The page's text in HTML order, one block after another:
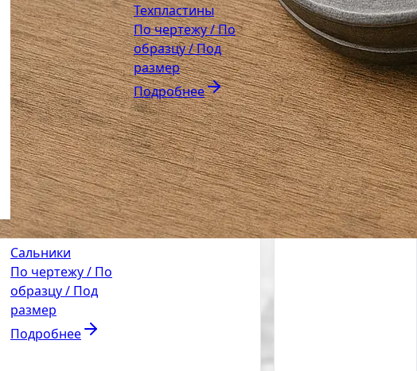
Сальники
По чертежу / По
образцу / Под
размер
Подробнее
Техпластины
По чертежу / По
образцу / Под
размер
Подробнее